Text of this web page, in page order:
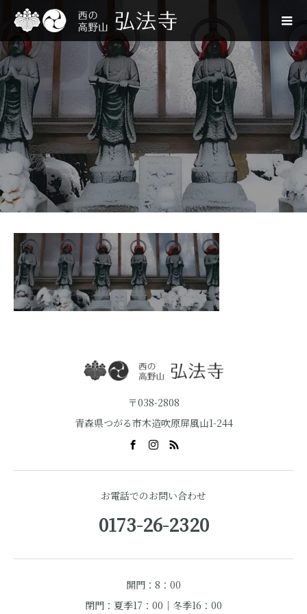
〒038-2808
青森県つがる市木造吹原屏風山1-244
お電話でのお問い合わせ
0173-26-2320
開門：8：00
閉門：夏季17：00｜冬季16：00